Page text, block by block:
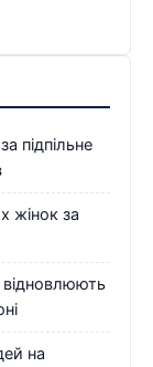
підпільне
жінок за
на